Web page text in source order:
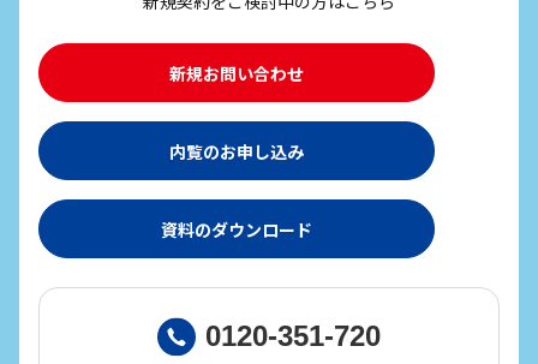
新規お問い合わせ
内覧のお申し込み
資料のダウンロード
0120-351-720